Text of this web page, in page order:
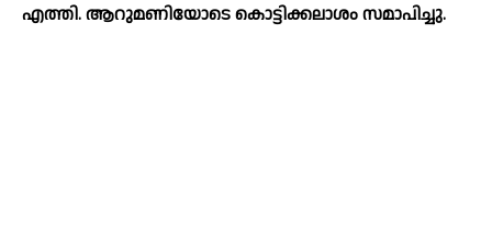
എത്തി. ആറുമണിയോടെ കൊട്ടിക്കലാശം സമാപിച്ചു.